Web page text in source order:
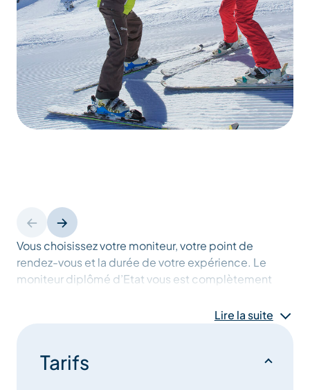
Vous choisissez votre moniteur, votre point de
rendez-vous et la durée de votre expérience. Le
moniteur diplômé d’Etat vous est complètement
la discipline de votre choix (ski, snowboard,
A la carte, de 2 heures minimum (sauf pour les tout-
Lire la suite
Tarifs